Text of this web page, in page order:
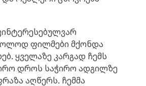
ფილმები მქონდა
ყველაზე კარგად ჩემს
დროს საჭირო ადგილზე
აღწერს. ჩემმა